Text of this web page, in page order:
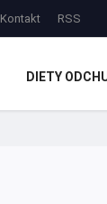
Kontakt RSS
DIETY